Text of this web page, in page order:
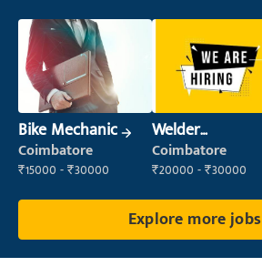
Bike Mechanic
Coimbatore
₹15000 - ₹30000
Welder
(Fabrication)
Coimbatore
₹20000 - ₹30000
Explore more jobs